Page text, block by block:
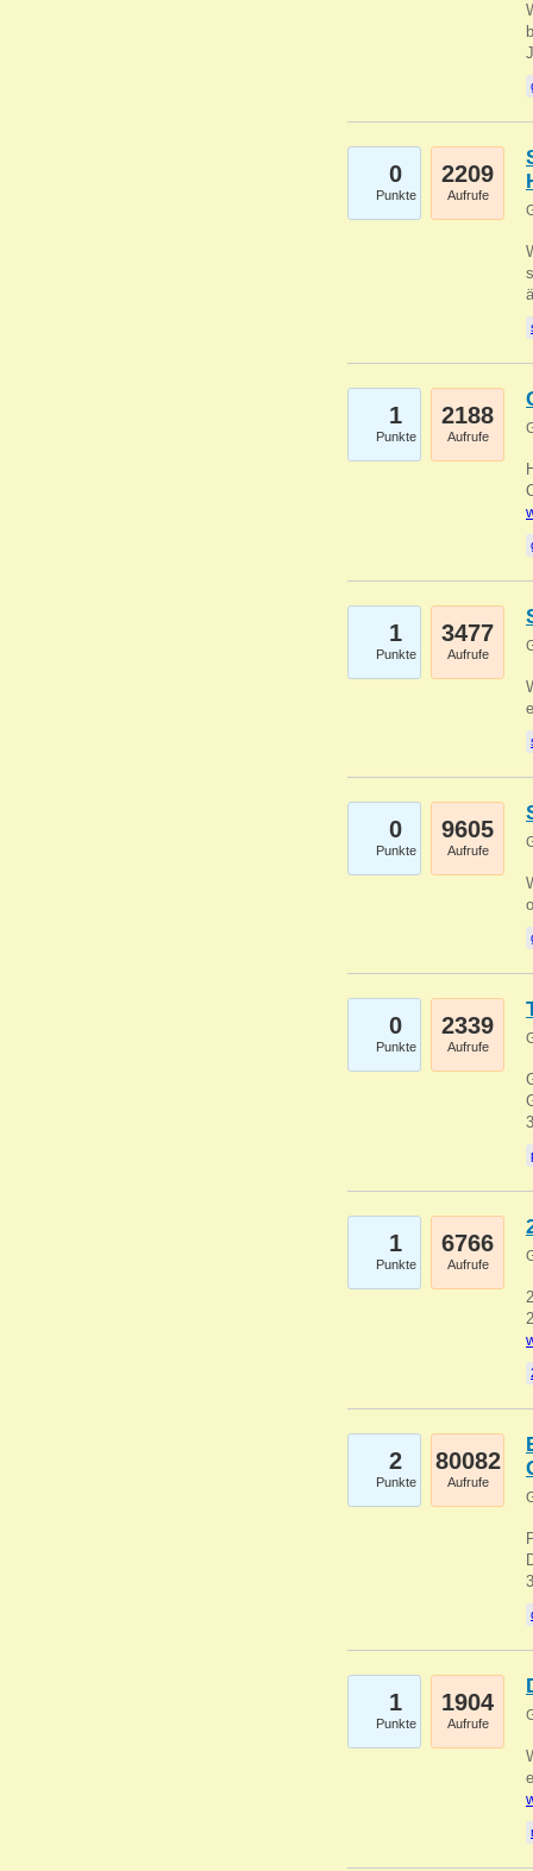
0
Punkte
2209
Aufrufe
1
Punkte
2188
Aufrufe
1
Punkte
3477
Aufrufe
0
Punkte
9605
Aufrufe
0
Punkte
2339
Aufrufe
1
Punkte
6766
Aufrufe
2
Punkte
80082
Aufrufe
1
Punkte
1904
Aufrufe